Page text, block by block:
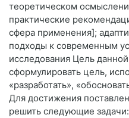
теоретическом
практические
сфера применения];
подходы к современным
исследования Цель
сформулировать цель,
«разработать»,
Для достижения
решить следующие